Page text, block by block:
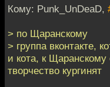
Кому: Punk_UnDeaD,
> по Щаранскому
> группа вконтакте,
и кота, к
творчество кургинят